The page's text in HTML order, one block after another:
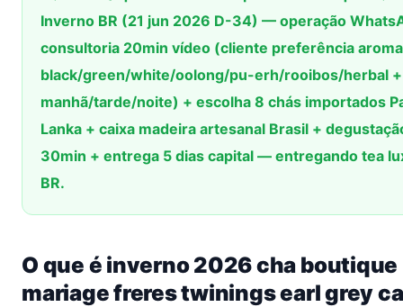
Inverno BR (21 jun 2026 D-34) — operação
consultoria 20min vídeo (cliente preferência
black/green/white/oolong/pu-erh/rooibos/herbal
manhã/tarde/noite) + escolha 8 chás importados
Lanka + caixa madeira artesanal Brasil +
30min + entrega 5 dias capital — entregando tea
BR.
O que é inverno 2026 cha
mariage freres twinings earl grey